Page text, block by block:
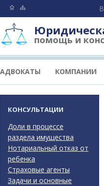
помощь и
АДВОКАТЫ КОМПАНИИ
КОНСУЛЬТАЦИИ
Доли в процессе
раздела имущества
Нотариальный отказ от
ребенка
Страховые агенты
Задачи и основные